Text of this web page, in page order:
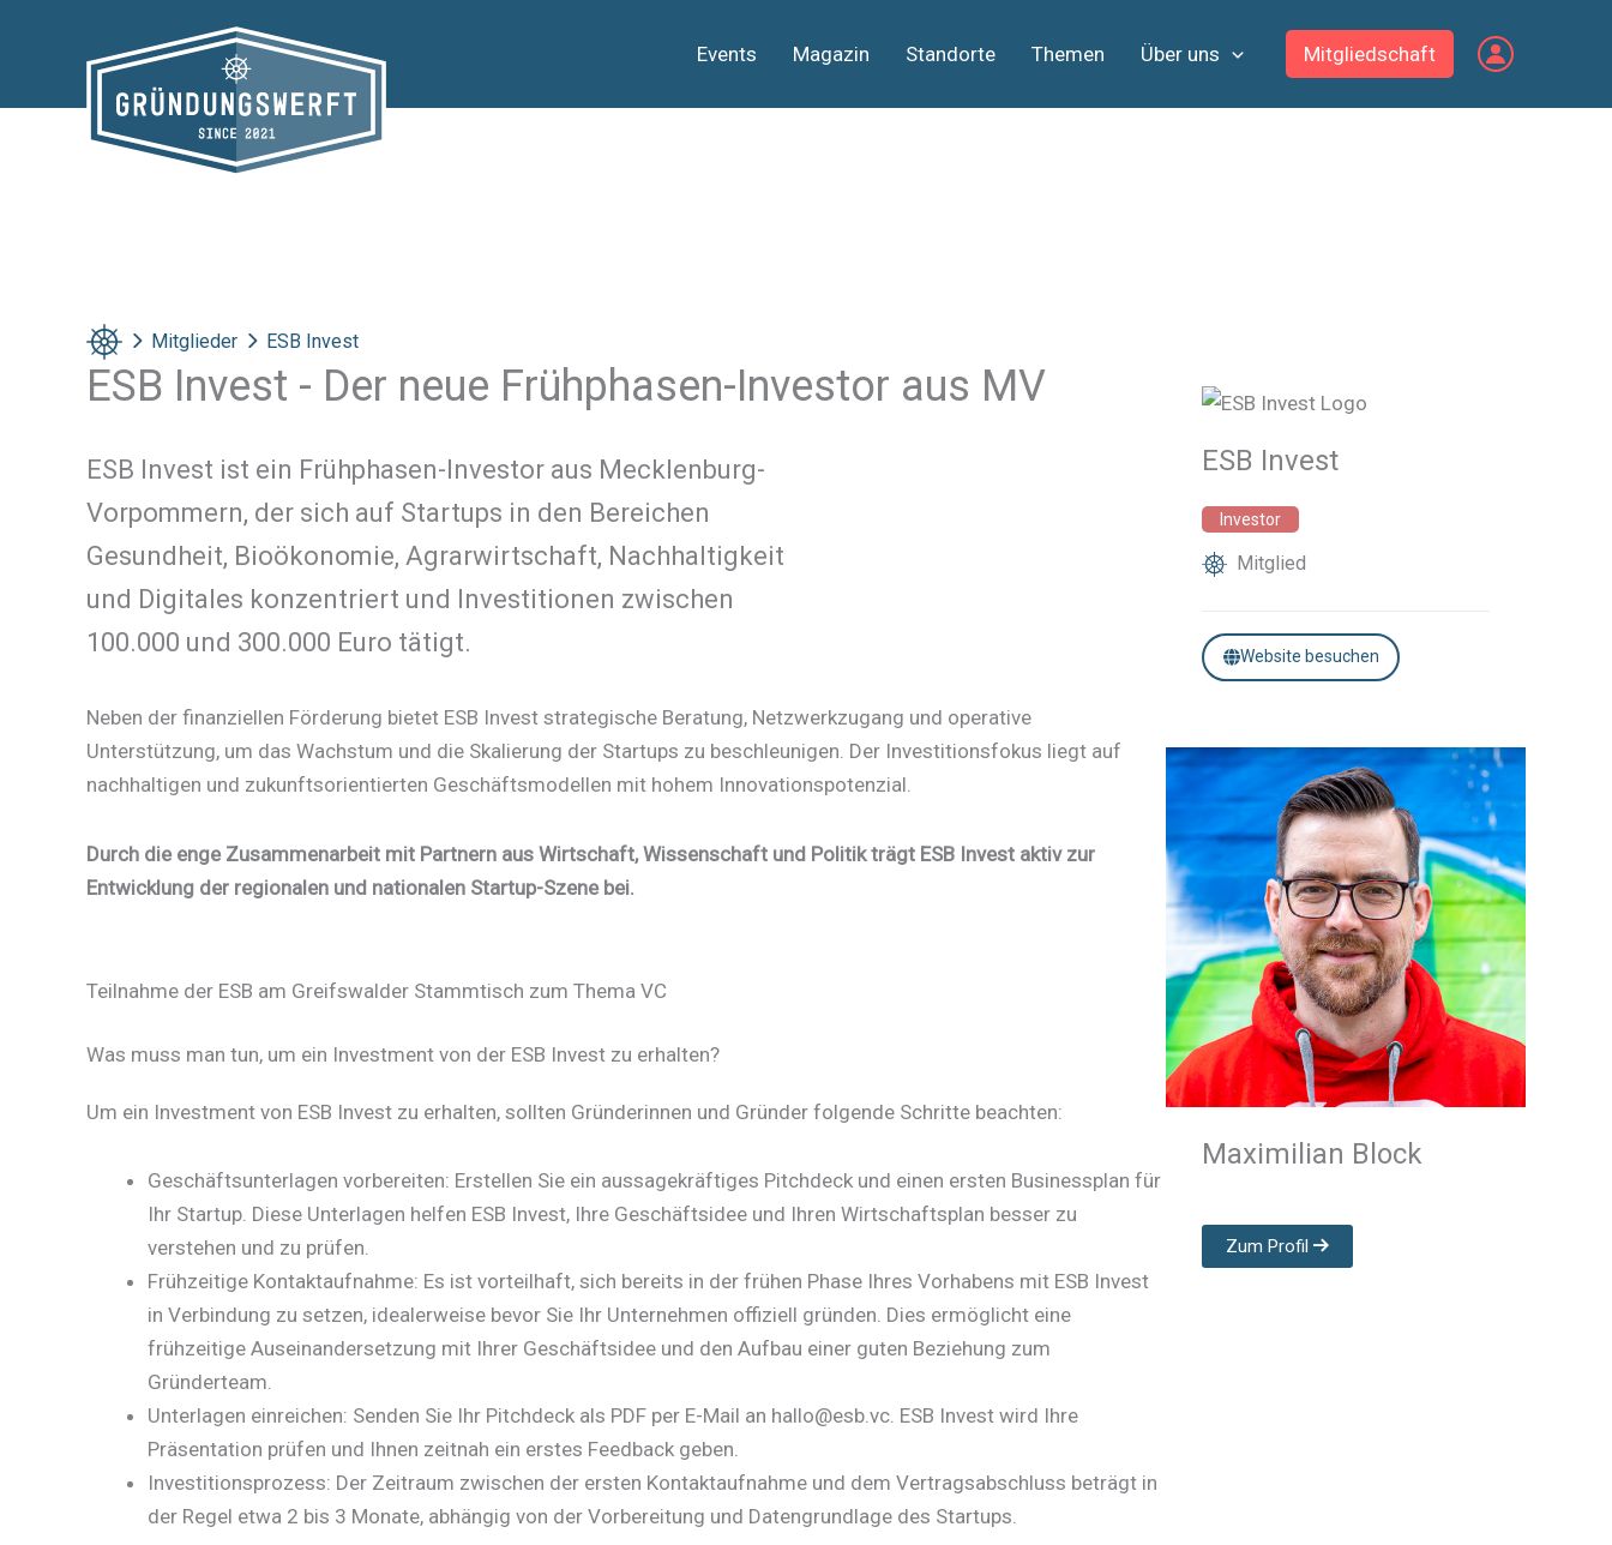
Events Magazin Standorte Themen Über uns Mitgliedschaft
Mitglieder ESB Invest
ESB Invest - Der neue Frühphasen-Investor aus MV
​ESB Invest ist ein Frühphasen-Investor aus Mecklenburg-
Vorpommern, der sich auf Startups in den Bereichen
Gesundheit, Bioökonomie, Agrarwirtschaft, Nachhaltigkeit
und Digitales konzentriert und Investitionen zwischen
100.000 und 300.000 Euro tätigt.​
Neben der finanziellen Förderung bietet ESB Invest strategische Beratung, Netzwerkzugang und operative
Unterstützung, um das Wachstum und die Skalierung der Startups zu beschleunigen. Der Investitionsfokus liegt auf
nachhaltigen und zukunftsorientierten Geschäftsmodellen mit hohem Innovationspotenzial.
Durch die enge Zusammenarbeit mit Partnern aus Wirtschaft, Wissenschaft und Politik trägt ESB Invest aktiv zur
Entwicklung der regionalen und nationalen Startup-Szene bei.
Teilnahme der ESB am Greifswalder Stammtisch zum Thema VC
Was muss man tun, um ein Investment von der ESB Invest zu erhalten?
Um ein Investment von ESB Invest zu erhalten, sollten Gründerinnen und Gründer folgende Schritte beachten:​
Geschäftsunterlagen vorbereiten: Erstellen Sie ein aussagekräftiges Pitchdeck und einen ersten Businessplan für
Ihr Startup. Diese Unterlagen helfen ESB Invest, Ihre Geschäftsidee und Ihren Wirtschaftsplan besser zu
verstehen und zu prüfen.​
Frühzeitige Kontaktaufnahme: Es ist vorteilhaft, sich bereits in der frühen Phase Ihres Vorhabens mit ESB Invest
in Verbindung zu setzen, idealerweise bevor Sie Ihr Unternehmen offiziell gründen. Dies ermöglicht eine
frühzeitige Auseinandersetzung mit Ihrer Geschäftsidee und den Aufbau einer guten Beziehung zum
Gründerteam.​
Unterlagen einreichen: Senden Sie Ihr Pitchdeck als PDF per E-Mail an hallo@esb.vc. ESB Invest wird Ihre
Präsentation prüfen und Ihnen zeitnah ein erstes Feedback geben.​
Investitionsprozess: Der Zeitraum zwischen der ersten Kontaktaufnahme und dem Vertragsabschluss beträgt in
der Regel etwa 2 bis 3 Monate, abhängig von der Vorbereitung und Datengrundlage des Startups.​
ESB Invest
Investor
Mitglied
Website besuchen
Maximilian Block
Zum Profil